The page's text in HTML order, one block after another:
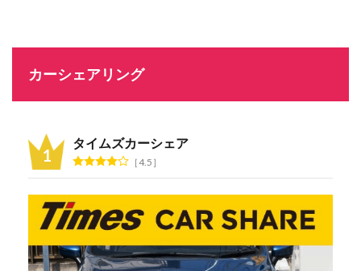
カーシェアリング
タイムズカーシェア
4.5